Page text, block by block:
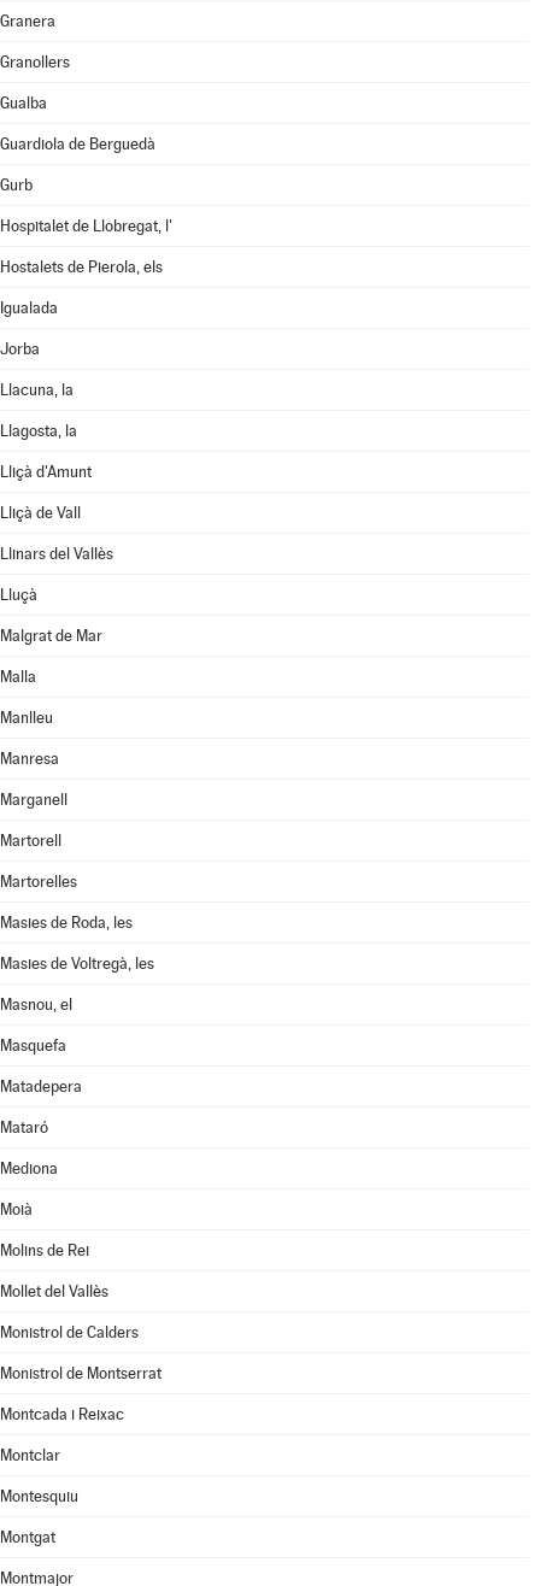
Granera
Granollers
Gualba
Guardiola de Berguedà
Gurb
Hospitalet de Llobregat, l'
Hostalets de Pierola, els
Igualada
Jorba
Llacuna, la
Llagosta, la
Lliçà d'Amunt
Lliçà de Vall
Llinars del Vallès
Lluçà
Malgrat de Mar
Malla
Manlleu
Manresa
Marganell
Martorell
Martorelles
Masies de Roda, les
Masies de Voltregà, les
Masnou, el
Masquefa
Matadepera
Mataró
Mediona
Moià
Molins de Rei
Mollet del Vallès
Monistrol de Calders
Monistrol de Montserrat
Montcada i Reixac
Montclar
Montesquiu
Montgat
Montmajor